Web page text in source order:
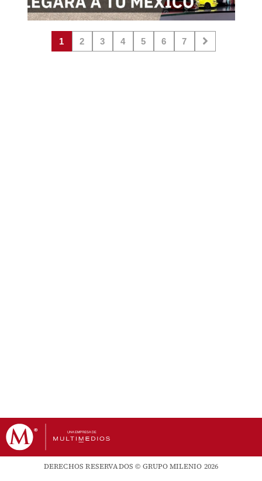
1 2 3 4 5 6 7
DERECHOS RESERVADOS © GRUPO MILENIO 2026